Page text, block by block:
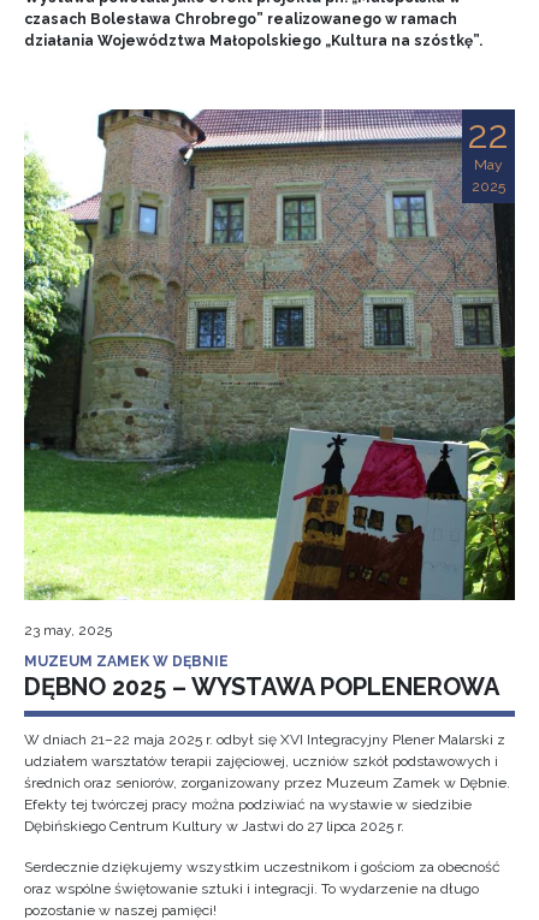
czasach Bolesława Chrobrego” realizowanego w ramach
działania Województwa Małopolskiego „Kultura na szóstkę”.
22
May
2025
23 may, 2025
MUZEUM ZAMEK W DĘBNIE
DĘBNO 2025 – WYSTAWA POPLENEROWA
W dniach 21–22 maja 2025 r. odbył się XVI Integracyjny Plener Malarski z
udziałem warsztatów terapii zajęciowej, uczniów szkół podstawowych i
średnich oraz seniorów, zorganizowany przez Muzeum Zamek w Dębnie.
Efekty tej twórczej pracy można podziwiać na wystawie w siedzibie
Dębińskiego Centrum Kultury w Jastwi do 27 lipca 2025 r.
Serdecznie dziękujemy wszystkim uczestnikom i gościom za obecność
oraz wspólne świętowanie sztuki i integracji. To wydarzenie na długo
pozostanie w naszej pamięci!